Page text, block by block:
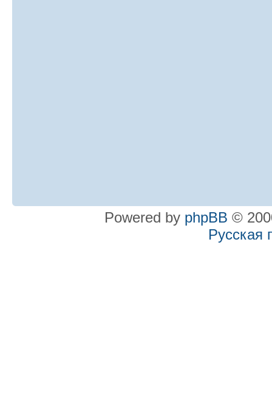
Powered by phpBB ©
Русская